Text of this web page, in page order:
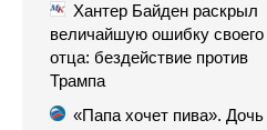
Хантер Байден раскрыл
величайшую ошибку своего
отца: бездействие против
Трампа
«Папа хочет пива». Дочь